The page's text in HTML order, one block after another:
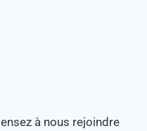
à nous rejoindre